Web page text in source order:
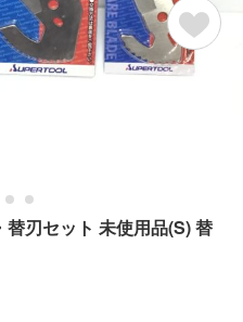
刃セット 未使用品(S) 替